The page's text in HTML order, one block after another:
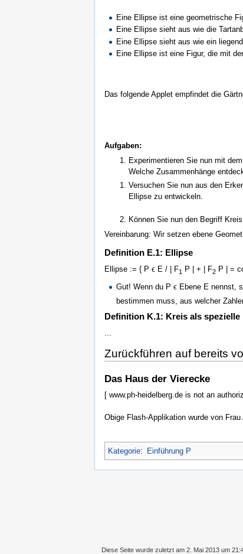
Eine Ellipse ist eine geometrische
Eine Ellipse sieht aus wie die
Eine Ellipse sieht aus wie ein
Eine Ellipse ist eine Figur, die mit
Das folgende Applet empfindet die
Aufgaben:
Experimentieren Sie nun mit
Welche Zusammenhänge
Versuchen Sie nun aus den
Ellipse zu entwickeln.
Können Sie nun den Begriff
Vereinbarung: Wir setzen ebene
Definition E.1: Ellipse
Ellipse := { P ϵ E / | F1 P | + | F2 P | =
Gut! Wenn du P ϵ Ebene E nennst,
bestimmen muss, aus welcher
Definition K.1: Kreis als spezielle
Zurückführen auf bereits
Das Haus der Vierecke
[ www.ph-heidelberg.de is not an
Obige Flash-Applikation wurde von
Kategorie: Einführung P
Diese Seite wurde zuletzt am 2. Mai 2013 um